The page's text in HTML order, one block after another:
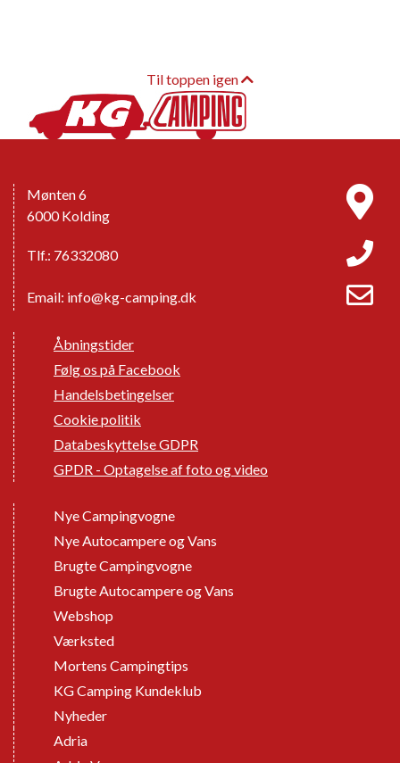
Til toppen igen
Mønten 6
6000 Kolding
Tlf.: 76332080
Email: info@kg-camping.dk
Åbningstider
Følg os på Facebook
Handelsbetingelser
Cookie politik
Databeskyttelse GDPR
GPDR - Optagelse af foto og video
Nye Campingvogne
Nye Autocampere og Vans
Brugte Campingvogne
Brugte Autocampere og Vans
Webshop
Værksted
Mortens Campingtips
KG Camping Kundeklub
Nyheder
Adria